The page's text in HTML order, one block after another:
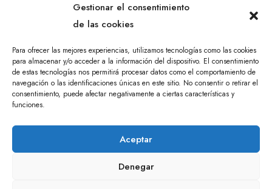
Gestionar el consentimiento
de las cookies
Para ofrecer las mejores experiencias, utilizamos tecnologías como las cookies
para almacenar y/o acceder a la información del dispositivo. El consentimiento
de estas tecnologías nos permitirá procesar datos como el comportamiento de
navegación o las identificaciones únicas en este sitio. No consentir o retirar el
consentimiento, puede afectar negativamente a ciertas características y
funciones.
Aceptar
Denegar
RESERVADOS. AGENCIA DE COMUNICACIÓN
ÁNGULO TRES.